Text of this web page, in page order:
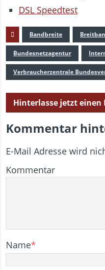
DSL Speedtest
Bandbreite
Bundesnetzagentur
Verbraucherzentrale
Hinterlasse jetzt
Kommentar
E-Mail Adresse wird
Kommentar
Name*